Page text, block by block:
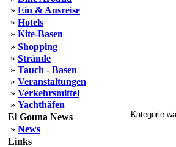
» Ein & Ausreise
» Hotels
» Kite-Basen
» Shopping
» Strände
» Tauch - Basen
» Veranstaltungen
» Verkehrsmittel
» Yachthäfen
El Gouna News
» News
Links